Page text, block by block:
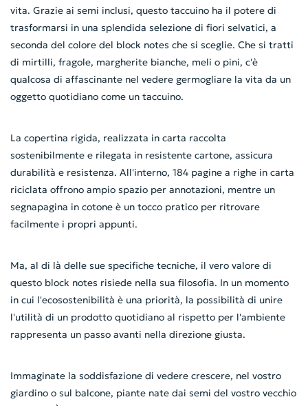
vita. Grazie ai semi inclusi, questo taccuino ha il potere di
trasformarsi in una splendida selezione di fiori selvatici, a
seconda del colore del block notes che si sceglie. Che si tratti
di mirtilli, fragole, margherite bianche, meli o pini, c'è
qualcosa di affascinante nel vedere germogliare la vita da un
oggetto quotidiano come un taccuino.
La copertina rigida, realizzata in carta raccolta
sostenibilmente e rilegata in resistente cartone, assicura
durabilità e resistenza. All'interno, 184 pagine a righe in carta
riciclata offrono ampio spazio per annotazioni, mentre un
segnapagina in cotone è un tocco pratico per ritrovare
facilmente i propri appunti.
Ma, al di là delle sue specifiche tecniche, il vero valore di
questo block notes risiede nella sua filosofia. In un momento
in cui l'ecosostenibilità è una priorità, la possibilità di unire
l'utilità di un prodotto quotidiano al rispetto per l'ambiente
rappresenta un passo avanti nella direzione giusta.
Immaginate la soddisfazione di vedere crescere, nel vostro
giardino o sul balcone, piante nate dai semi del vostro vecchio